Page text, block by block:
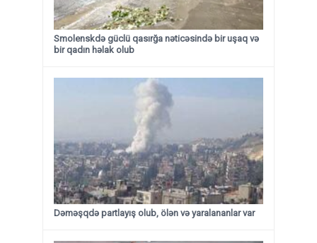
Smolenskdə güclü qasırğa nəticəsində bir uşaq və
bir qadın həlak olub
Dəməşqdə partlayış olub, ölən və yaralananlar var